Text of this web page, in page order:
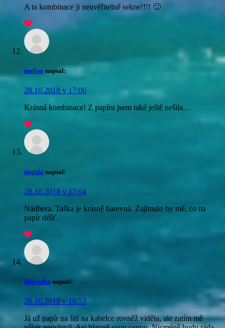
A ta kombinace ji neuvěřitelně sekne!!!! 🙂
malina napsal:
28.10.2018 v 17:06
Krásná kombinace! Z papíru jsem také ještě nešila…
dagida napsal:
28.10.2018 v 17:04
Nádhera. Taška je krásně barevná. Zajímalo by mě, co na
papír déšť.
Mikšulka napsal:
28.10.2018 v 16:53
Já už papír na šití na kabelce rovněž viděla, ale zatím mě